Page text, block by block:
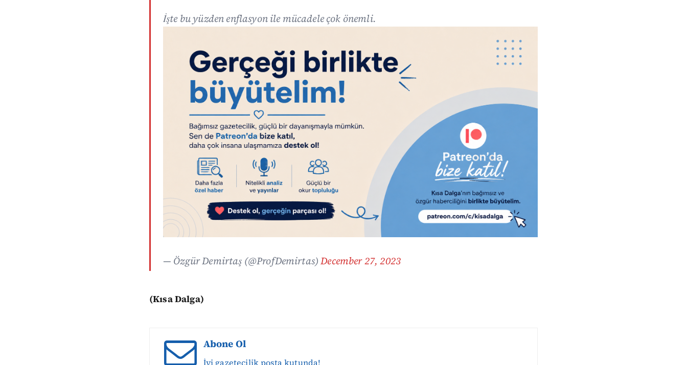
İşte bu yüzden enflasyon ile mücadele çok önemli.
— Özgür Demirtaş (@ProfDemirtas)December 27, 2023
(Kısa Dalga)
Abone Ol
İyi gazetecilik posta kutunda!